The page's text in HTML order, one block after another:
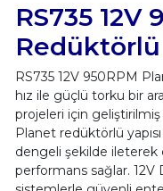
RS735
RS735 12V 950RPM
hız ile güçlü torku bir
projeleri için
Planet redüktörlü
dengeli şekilde ileterek
performans sağlar. 12V